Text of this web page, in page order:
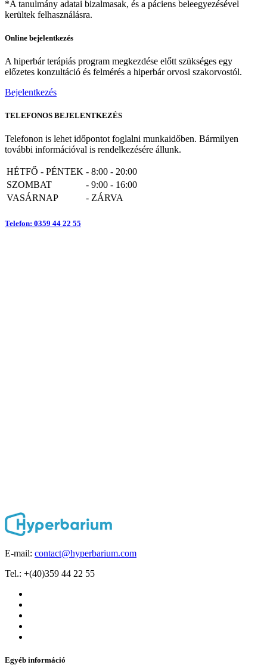
*A tanulmány adatai bizalmasak, és a páciens beleegyezésével
kerültek felhasználásra.
Online bejelentkezés
A hiperbár terápiás program megkezdése előtt szükséges egy
előzetes konzultáció és felmérés a hiperbár orvosi szakorvostól.
Bejelentkezés
TELEFONOS BEJELENTKEZÉS
Telefonon is lehet időpontot foglalni munkaidőben. Bármilyen
további információval is rendelkezésére állunk.
HÉTFŐ - PÉNTEK - 8:00 - 20:00
SZOMBAT
- 9:00 - 16:00
VASÁRNAP
- ZÁRVA
Telefon: 0359 44 22 55
E-mail: contact@hyperbarium.com
Tel.: +(40)359 44 22 55
Egyéb információ